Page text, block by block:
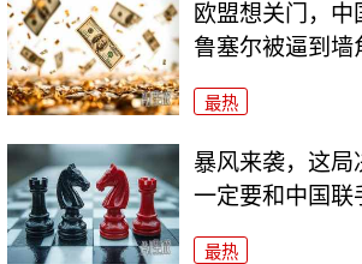
欧盟想关门，
鲁塞尔被逼到墙
最热
暴风来袭，这局
一定要和中国联
最热